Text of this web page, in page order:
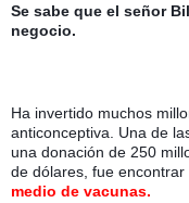
Se sabe que el señor
negocio.
Ha invertido muchos
anticonceptiva. Una de
una donación de 250
de dólares, fue
medio de vacunas.